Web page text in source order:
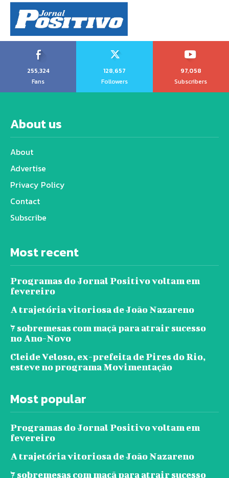
255,324
Fans
128,657
Followers
97,058
Subscribers
About us
About
Advertise
Privacy Policy
Contact
Subscribe
Most recent
Programas do Jornal Positivo voltam em
fevereiro
A trajetória vitoriosa de João Nazareno
7 sobremesas com maçã para atrair sucesso
no Ano-Novo
Cleide Veloso, ex-prefeita de Pires do Rio,
esteve no programa Movimentação
Most popular
Programas do Jornal Positivo voltam em
fevereiro
A trajetória vitoriosa de João Nazareno
7 sobremesas com maçã para atrair sucesso